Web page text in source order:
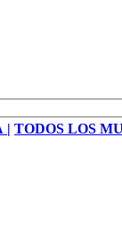
| TODOS LOS